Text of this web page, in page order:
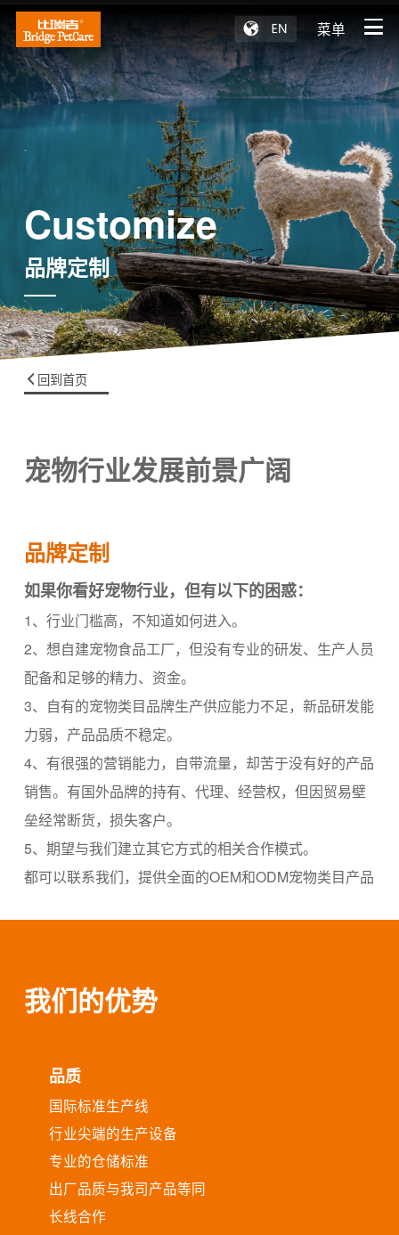
菜单
Customize
品牌定制
回到首页
宠物行业发展前景广阔
品牌定制
如果你看好宠物行业，但有以下的困惑：
1、行业门槛高，不知道如何进入。
2、想自建宠物食品工厂，但没有专业的研发、生产人员
配备和足够的精力、资金。
3、自有的宠物类目品牌生产供应能力不足，新品研发能
力弱，产品品质不稳定。
4、有很强的营销能力，自带流量，却苦于没有好的产品
销售。有国外品牌的持有、代理、经营权，但因贸易壁
垒经常断货，损失客户。
5、期望与我们建立其它方式的相关合作模式。
都可以联系我们，提供全面的OEM和ODM宠物类目产品
与比瑞吉、开饭乐产品同一流水线。我们拥有的您也拥
有，产品质量有保证。
新商业合作模式
我们拥有覆盖全中国的渠道分销体系，经验丰富的销售
团队、品牌策划、推广和运营团队，以及紧密共赢的批
发商和终端宠物店网络，构成了强大的销售平台。
我们非常欢迎可提供具有独特价值、创新、智能新潮的
宠物类产品公司，与我们进行深度长线合作，实现共同
我们的优势
品质
国际标准生产线
行业尖端的生产设备
专业的仓储标准
出厂品质与我司产品等同
长线合作